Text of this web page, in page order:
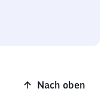
Nach oben